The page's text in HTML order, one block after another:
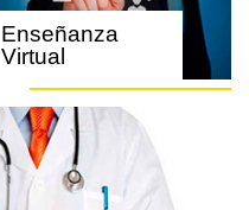
Enseñanza
Virtual